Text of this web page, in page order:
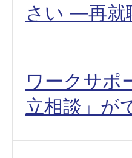
さい ―再就
ワークサポ
立相談」が